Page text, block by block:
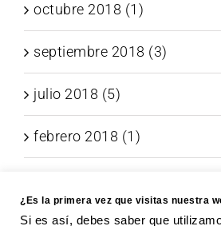
octubre 2018 (1)
septiembre 2018 (3)
julio 2018 (5)
febrero 2018 (1)
noviembre 2017 (6)
¿Es la primera vez que visitas nuestra
Si es así, debes saber que